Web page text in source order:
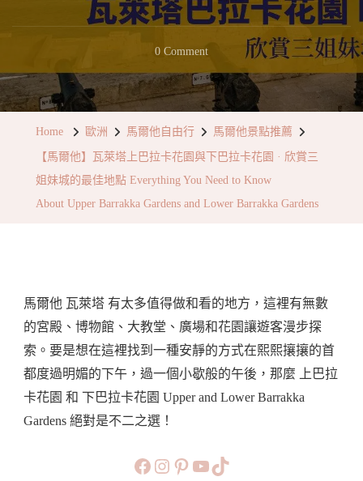
0 CommentOn
【馬
爾
花
園
與
下
巴
花
Home 歐洲 馬爾他自由行 馬爾他景點推薦
【馬爾他】瓦萊塔上巴拉卡花園與下巴拉卡花園 · 欣賞三
姐妹城的最佳地點 Everything You Need to Know
About Upper Barrakka Gardens and Lower Barrakka Gardens
馬爾他 瓦萊塔 有太多值得做和看的地方，這裡有無數
的宮殿、博物館、大教堂、廣場和花園讓遊客漫步探
索。要是想在這裡找到一種安靜的方式在熙熙攘攘的首
都度過明媚的下午，過一個小歇般的午後，那麼 上巴拉
卡花園 和 下巴拉卡花園 Upper and Lower Barrakka
Gardens 絕對是不二之選！
https://www.facebook.com/
https://
https://
旅行美食小短片TikTok